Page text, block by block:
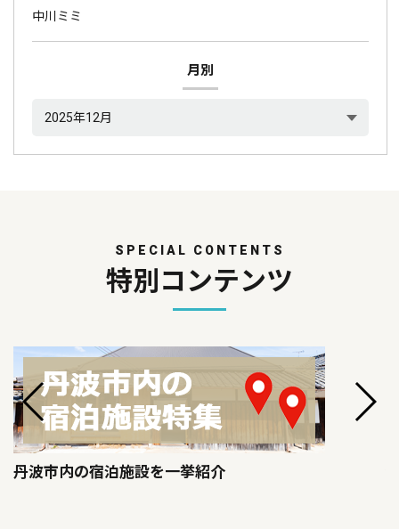
中川ミミ
月別
SPECIAL CONTENTS
特別コンテンツ
丹波市内の宿泊施設を一挙紹介